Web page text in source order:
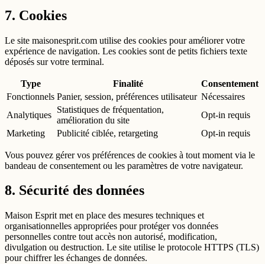
7. Cookies
Le site maisonesprit.com utilise des cookies pour améliorer votre
expérience de navigation. Les cookies sont de petits fichiers texte
déposés sur votre terminal.
Type Finalité
Consentement
Fonctionnels Panier, session, préférences utilisateur Nécessaires
Analytiques
Statistiques de fréquentation,
amélioration du site
Opt-in requis
Marketing
Publicité ciblée, retargeting Opt-in requis
Vous pouvez gérer vos préférences de cookies à tout moment via le
bandeau de consentement ou les paramètres de votre navigateur.
8. Sécurité des données
Maison Esprit met en place des mesures techniques et
organisationnelles appropriées pour protéger vos données
personnelles contre tout accès non autorisé, modification,
divulgation ou destruction. Le site utilise le protocole HTTPS (TLS)
pour chiffrer les échanges de données.